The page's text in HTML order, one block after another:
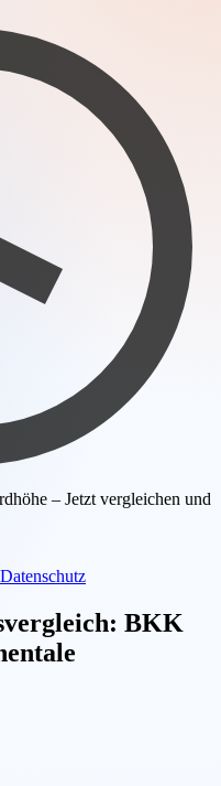
– Jetzt vergleichen und
Datenschutz
BKK